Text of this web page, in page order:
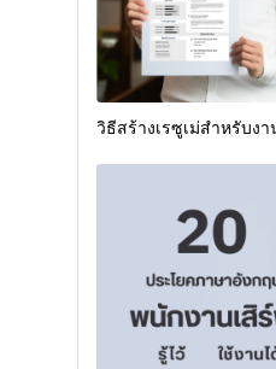
วิธีสร้างเรซูเม่สำหรับง